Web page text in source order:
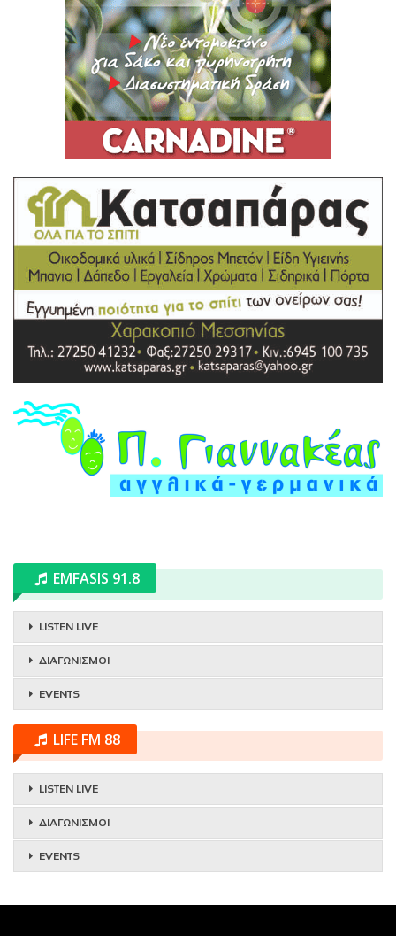
EMFASIS 91.8
LISTEN LIVE
ΔΙΑΓΩΝΙΣΜΟΙ
EVENTS
LIFE FM 88
LISTEN LIVE
ΔΙΑΓΩΝΙΣΜΟΙ
EVENTS